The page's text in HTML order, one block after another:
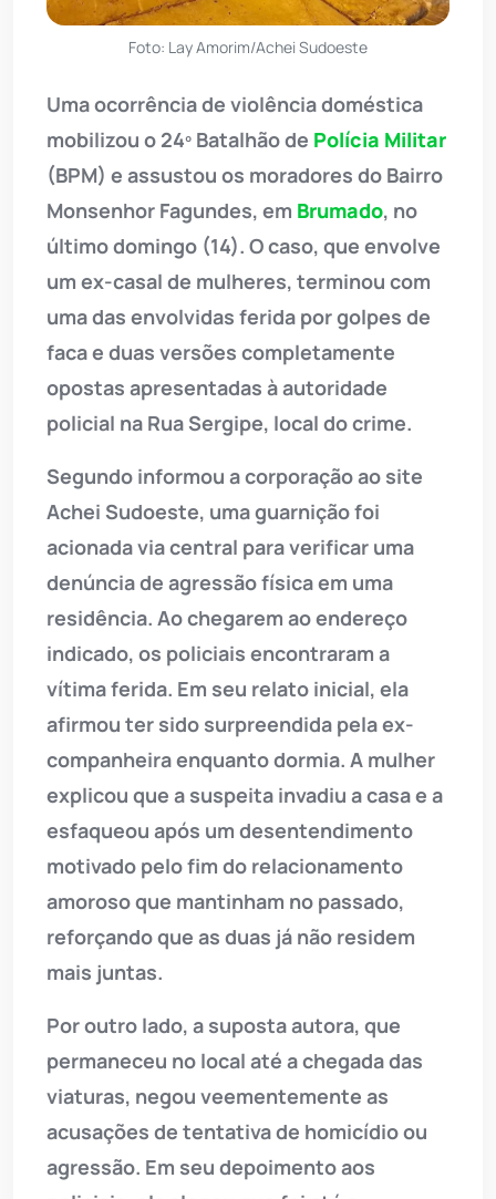
Foto: Lay Amorim/Achei Sudoeste
Uma ocorrência de violência doméstica
mobilizou o 24º Batalhão de Polícia Militar
(BPM) e assustou os moradores do Bairro
Monsenhor Fagundes, em Brumado, no
último domingo (14). O caso, que envolve
um ex-casal de mulheres, terminou com
uma das envolvidas ferida por golpes de
faca e duas versões completamente
opostas apresentadas à autoridade
policial na Rua Sergipe, local do crime.
Segundo informou a corporação ao site
Achei Sudoeste, uma guarnição foi
acionada via central para verificar uma
denúncia de agressão física em uma
residência. Ao chegarem ao endereço
indicado, os policiais encontraram a
vítima ferida. Em seu relato inicial, ela
afirmou ter sido surpreendida pela ex-
companheira enquanto dormia. A mulher
explicou que a suspeita invadiu a casa e a
esfaqueou após um desentendimento
motivado pelo fim do relacionamento
amoroso que mantinham no passado,
reforçando que as duas já não residem
mais juntas.
Por outro lado, a suposta autora, que
permaneceu no local até a chegada das
viaturas, negou veementemente as
acusações de tentativa de homicídio ou
agressão. Em seu depoimento aos